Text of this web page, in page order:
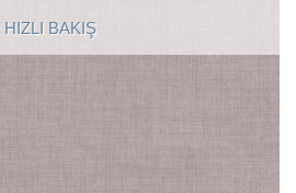
HIZLI BAKIŞ